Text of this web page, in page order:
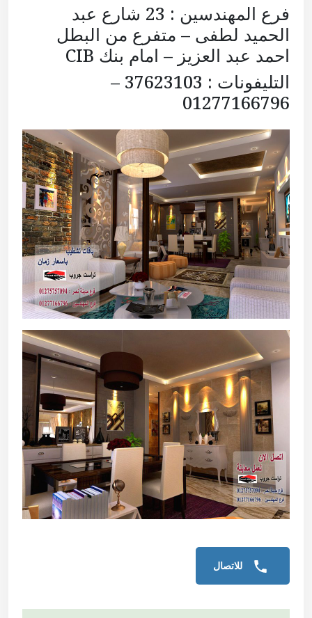
فرع المهندسين : 23 شارع عبد
الحميد لطفى – متفرع من البطل
احمد عبد العزيز – امام بنك CIB
التليفونات : 37623103 –
01277166796
للاتصال